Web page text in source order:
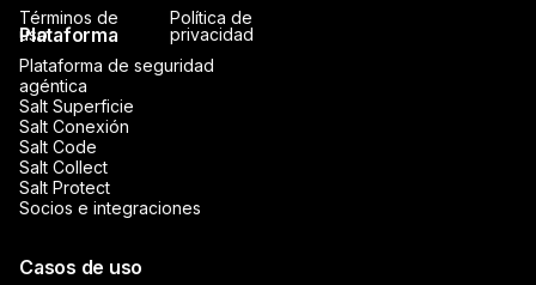
Plataforma
Plataforma de seguridad
agéntica
Salt Superficie
Salt Conexión
Salt Code
Salt Collect
Salt Protect
Socios e integraciones
Casos de uso
Términos de
uso
Política de
privacidad